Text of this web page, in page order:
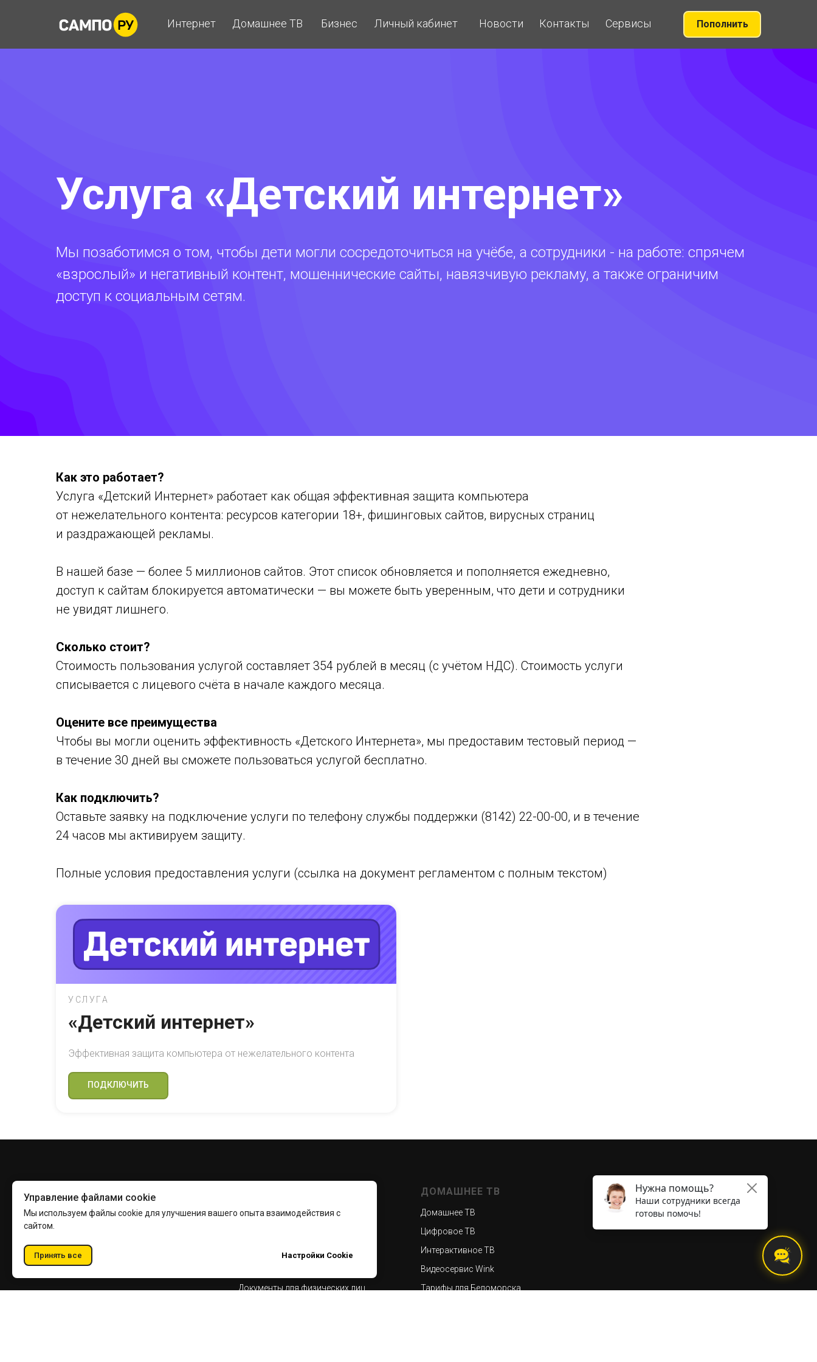
Интернет Домашнее ТВ Бизнес Личный кабинет Новости Контакты Сервисы Пополнить
Услуга «Детский интернет»
Мы позаботимся о том, чтобы дети могли сосредоточиться на учёбе, а сотрудники - на работе: спрячем
«взрослый» и негативный контент, мошеннические сайты, навязчивую рекламу, а также ограничим
доступ к социальным сетям.
Как это работает?
Услуга «Детский Интернет» работает как общая эффективная защита компьютера
от нежелательного контента: ресурсов категории 18+, фишинговых сайтов, вирусных страниц
и раздражающей рекламы.
В нашей базе — более 5 миллионов сайтов. Этот список обновляется и пополняется ежедневно,
доступ к сайтам блокируется автоматически — вы можете быть уверенным, что дети и сотрудники
не увидят лишнего.
Сколько стоит?
Стоимость пользования услугой составляет 354 рублей в месяц (с учётом НДС). Стоимость услуги
списывается с лицевого счёта в начале каждого месяца.
Оцените все преимущества
Чтобы вы могли оценить эффективность «Детского Интернета», мы предоставим тестовый период —
в течение 30 дней вы сможете пользоваться услугой бесплатно.
Как подключить?
Оставьте заявку на подключение услуги по телефону службы поддержки (8142) 22-00-00, и в течение
24 часов мы активируем защиту.
Полные условия предоставления услуги (ссылка на документ регламентом с полным текстом)
УСЛУГА
«Детский интернет»
Эффективная защита компьютера от нежелательного контента
ПОДКЛЮЧИТЬ
Управление файлами cookie
Мы используем файлы cookie для улучшения вашего опыта взаимодействия с
сайтом.
Принять все Настройки Cookie
© 2025 «Сампо.ру»
Интернет для дома
Документы для физических лиц
ДОМАШНЕЕ ТВ
Домашнее ТВ
Цифровое ТВ
Интерактивное ТВ
Видеосервис Wink
Тарифы для Беломорска